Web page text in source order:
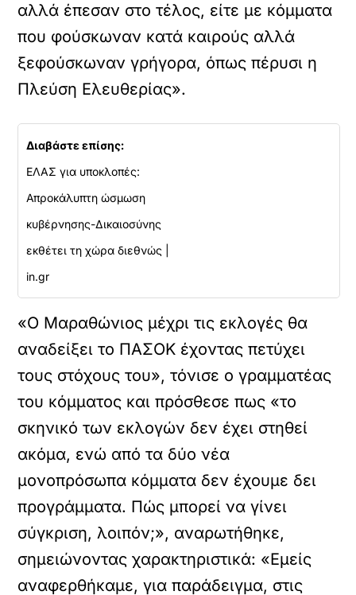
αλλά έπεσαν στο τέλος, είτε με κόμματα
που φούσκωναν κατά καιρούς αλλά
ξεφούσκωναν γρήγορα, όπως πέρυσι η
Πλεύση Ελευθερίας».
Διαβάστε επίσης:
ΕΛΑΣ για υποκλοπές:
Απροκάλυπτη ώσμωση
κυβέρνησης-Δικαιοσύνης
εκθέτει τη χώρα διεθνώς |
in.gr
«Ο Μαραθώνιος μέχρι τις εκλογές θα
αναδείξει το ΠΑΣΟΚ έχοντας πετύχει
τους στόχους του», τόνισε ο γραμματέας
του κόμματος και πρόσθεσε πως «το
σκηνικό των εκλογών δεν έχει στηθεί
ακόμα, ενώ από τα δύο νέα
μονοπρόσωπα κόμματα δεν έχουμε δει
προγράμματα. Πώς μπορεί να γίνει
σύγκριση, λοιπόν;», αναρωτήθηκε,
σημειώνοντας χαρακτηριστικά: «Εμείς
αναφερθήκαμε, για παράδειγμα, στις